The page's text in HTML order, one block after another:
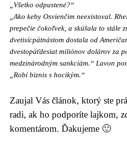
„Všetko odpustené?“
„Ako keby Osvienčim neexistoval.
prepečie čokoľvek, a skúšala to stále
dvetisícpätnástom dostala od
dvestopäťdesiat miliónov dolárov za
medzinárodným sankciám.“ Lavon
„Robí biznis s hocikým.“
Zaujal Vás článok, ktorý ste
radi, ak ho podporíte lajkom,
komentárom. Ďakujeme 🙂